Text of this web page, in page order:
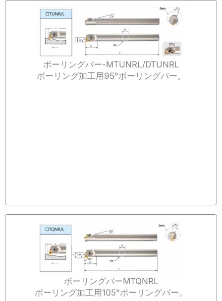
ボーリングバー-MTUNRL/DTUNRL
ボーリング加工用95°ボーリングバー。
ボーリングバーMTQNRL
ボーリング加工用105°ボーリングバー。